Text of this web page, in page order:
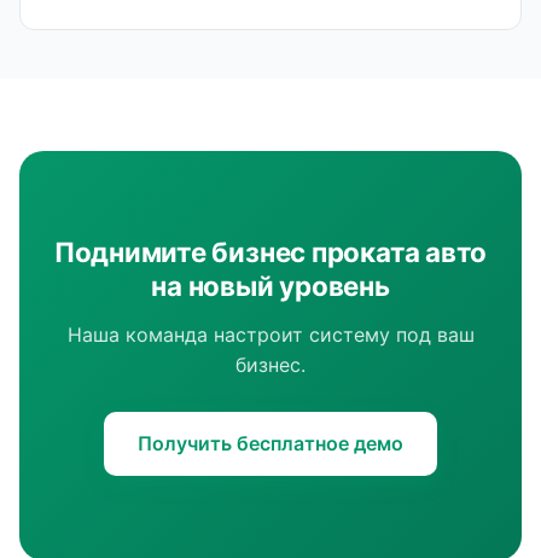
Поднимите бизнес проката авто
на новый уровень
Наша команда настроит систему под ваш
бизнес.
Получить бесплатное демо